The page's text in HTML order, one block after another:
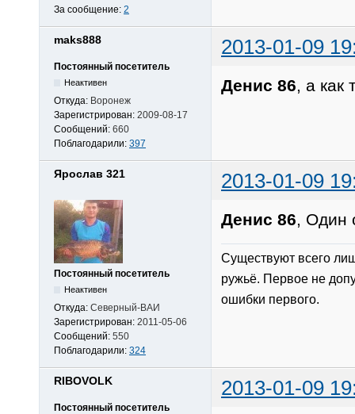
За сообщение: 2
maks888 2013-01-09
Постоянный посетитель
Неактивен
Откуда: Воронеж
Зарегистрирован: 2009-08-17
Сообщений: 660
Поблагодарили: 397
Денис 86, а как
Ярослав 321 2013-01-09
Постоянный посетитель
Неактивен
Откуда: Северный-ВАИ
Зарегистрирован: 2011-05-06
Сообщений: 550
Поблагодарили: 324
Денис 86, Один
Существуют всего
ружьё. Первое не
ошибки первого.
RIBOVOLK 2013-01-09
Постоянный посетитель